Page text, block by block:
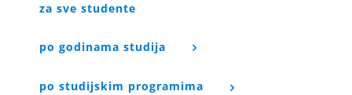
za sve studente
po godinama studija
po studijskim programima